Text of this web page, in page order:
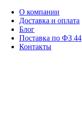
О компании
Доставка и оплата
Блог
Поставка по ФЗ 44
Контакты